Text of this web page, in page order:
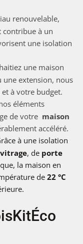
renouvelable,
contribue à un
une isolation
une maison
extension, nous
à votre budget.
éléments
de votre maison
accéléré.
à une isolation
, de porte
la maison en
de22 °C